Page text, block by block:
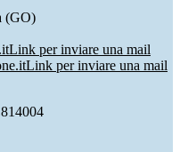
(GO)
Link per inviare una mail
Link per inviare una mail